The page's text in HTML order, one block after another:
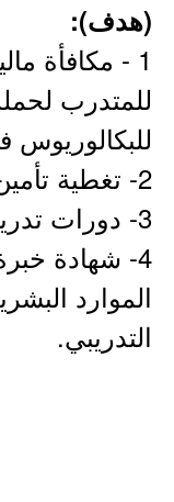
(هدف):
للبكالوريوس
2- تغطية تأمين ضد مخاطر العمل.
3- دورات تدريبية إلكترونية.
4- شهادة
الموارد
التدريبي.